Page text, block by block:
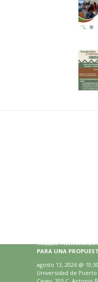
TALLER:
PARA UNA
agosto 13, 2026@
Universidad de